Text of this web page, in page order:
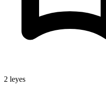
2 leyes